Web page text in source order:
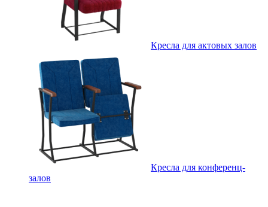
Кресла для актовых залов
Кресла для конференц-
залов